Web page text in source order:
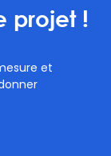
projet !
et